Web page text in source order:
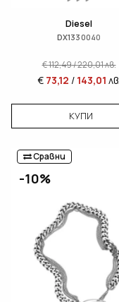
Diesel
DX1330040
€112,49/220,01лв.
€ 73,12 / 143,01 лв.
КУПИ
Сравни
-10%